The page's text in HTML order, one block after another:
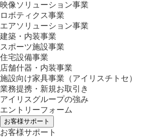
映像ソリューション事業
ロボティクス事業
エアソリューション事業
建築・内装事業
スポーツ施設事業
住宅設備事業
店舗什器・内装事業
施設向け家具事業 （アイリスチトセ）
業務提携・新規お取引き
アイリスグループの強み
エントリーフォーム
お客様サポート
お客様サポート